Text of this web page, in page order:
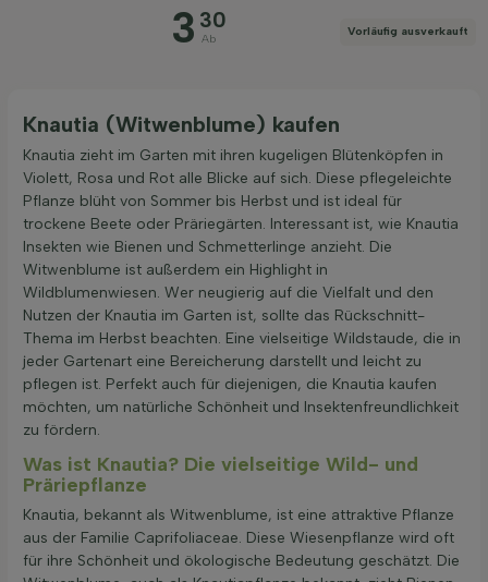
Filter anwenden
3 30
Ab
Vorläufig ausverkauft
Knautia (Witwenblume) kaufen
Knautia zieht im Garten mit ihren kugeligen Blütenköpfen in
Violett, Rosa und Rot alle Blicke auf sich. Diese pflegeleichte
Pflanze blüht von Sommer bis Herbst und ist ideal für
trockene Beete oder Präriegärten. Interessant ist, wie Knautia
Insekten wie Bienen und Schmetterlinge anzieht. Die
Witwenblume ist außerdem ein Highlight in
Wildblumenwiesen. Wer neugierig auf die Vielfalt und den
Nutzen der Knautia im Garten ist, sollte das Rückschnitt-
Thema im Herbst beachten. Eine vielseitige Wildstaude, die in
jeder Gartenart eine Bereicherung darstellt und leicht zu
pflegen ist. Perfekt auch für diejenigen, die Knautia kaufen
möchten, um natürliche Schönheit und Insektenfreundlichkeit
zu fördern.
Was ist Knautia? Die vielseitige Wild- und
Präriepflanze
Knautia, bekannt als Witwenblume, ist eine attraktive Pflanze
aus der Familie Caprifoliaceae. Diese Wiesenpflanze wird oft
für ihre Schönheit und ökologische Bedeutung geschätzt. Die